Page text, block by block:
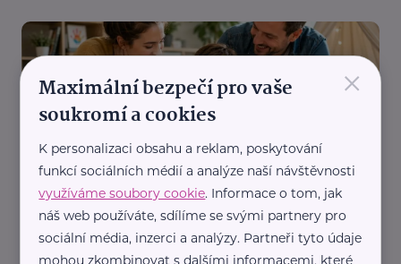
Nadační fond SPOLUŽIVOT
Někdy stačí někdo, kdo si udělá čas. Hostitelská
péče hledá nové zájemce
Děti Dospívání Komunikace Náhradní rodič, pěstoun, hostitel
×
Maximální bezpečí pro vaše
soukromí a cookies
K personalizaci obsahu a reklam, poskytování
funkcí sociálních médií a analýze naší návštěvnosti
využíváme soubory cookie. Informace o tom, jak
náš web používáte, sdílíme se svými partnery pro
sociální média, inzerci a analýzy. Partneři tyto údaje
mohou zkombinovat s dalšími informacemi, které